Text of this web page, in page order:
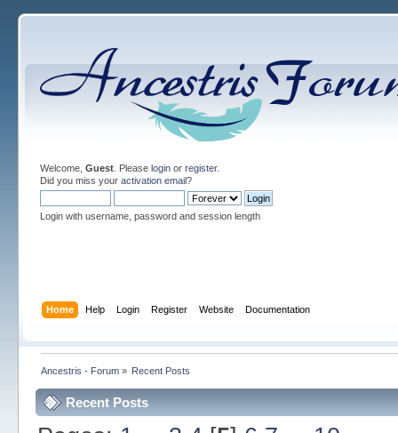
Welcome, Guest. Please loginor register.
Did you miss your activation email?
Login with username, password and session length
Home Help Login Register Website Documentation
Ancestris - Forum» Recent Posts
Recent Posts